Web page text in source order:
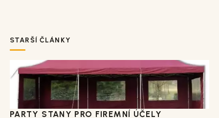
STARŠÍ ČLÁNKY
PARTY STANY PRO FIREMNÍ ÚČELY